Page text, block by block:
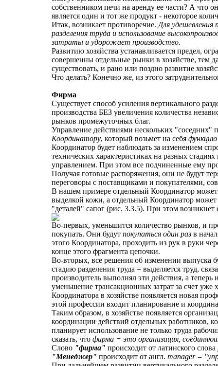
собственником печи на аренду ее части? А что
является один и тот же продукт - некоторое
Итак, возникает противоречие. Для удешевления
разделения труда и использование
затраты и удорожает производство.
Развитию хозяйства устанавливается предел,
совершенны отдельные рынки в хозяйстве, тем
существовать, и рано или поздно развитие
Что делать? Конечно же, из этого
Фирма
Существует способ усиления вертикального
производства БЕЗ увеличения количества
рынков промежуточных благ.
Управление действиями нескольких
Координатору, который возьмет на себя функцию
Координатор будет наблюдать за изменением
технических характеристиках на разных
управлением. При этом все подчиненные ему
Получая готовые распоряжения, они не будут
переговоры с поставщиками и покупателями,
В нашем примере отдельный Координатор может
выделкой кожи, а отдельный Координатор
"деталей" сапог (рис. 3.3.5). При этом
Во-первых, уменьшится количество рынков, и
покупать. Они будут покупаться один раз в
этого Координатора, проходить из рук в руки
конце этого фрагмента цепочки.
Во-вторых, все решения об изменении выпуска
стадию разделения труда = выделяется труд,
производитель выполнял эти действия, а
уменьшение трансакционных затрат за счет
Координатора в хозяйстве появляется новая
этой профессии входит планирование и
Таким образом, в хозяйстве появляется
координации действий отдельных работников,
планирует использование не только труда
сказать, что фирма = это организация,
Слово "фирма" происходит от латинского слова
"Менеджер" происходит от англ. manager =